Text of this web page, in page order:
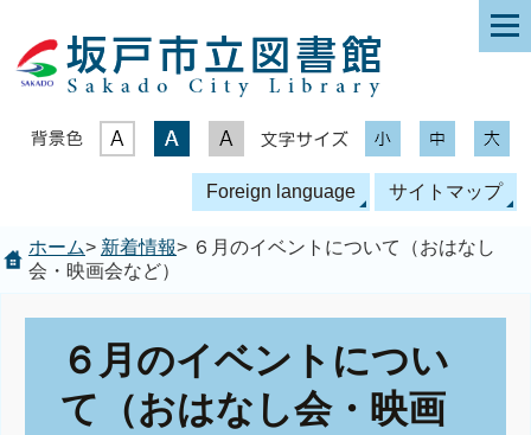
文字サイズ
表示色
Foreign language サイトマップ
ホーム> 新着情報> ６月のイベントについて（おはなし
会・映画会など）
６月のイベントについ
て（おはなし会・映画